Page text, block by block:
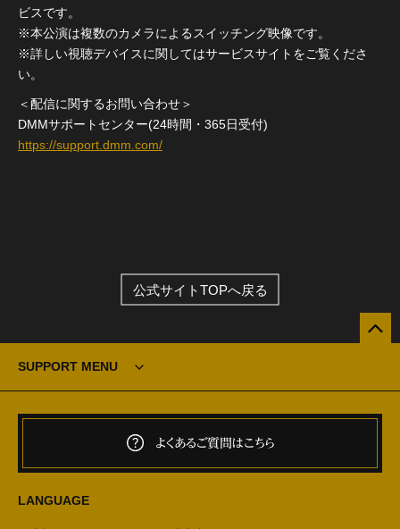
ビスです。
※本公演は複数のカメラによるスイッチング映像です。
※詳しい視聴デバイスに関してはサービスサイトをご覧くださ
い。
＜配信に関するお問い合わせ＞
DMMサポートセンター(24時間・365日受付)
https://support.dmm.com/
公式サイトTOPへ戻る
SUPPORT MENU
よくあるご質問はこちら
LANGUAGE